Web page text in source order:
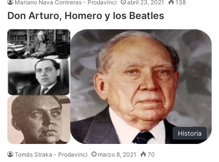
Mariano Nava Contreras - Prodavinci abril 23, 2021 138
Don Arturo, Homero y los Beatles
Historia
Tomás Straka - Prodavinci marzo 8, 2021 70